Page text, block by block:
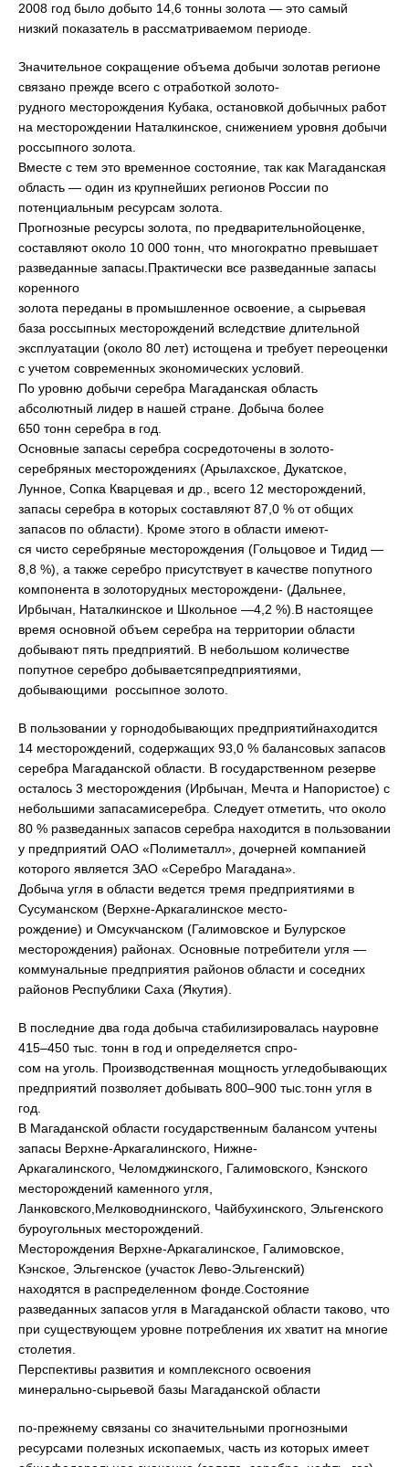
2008 год было добыто 14,6 тонны золота — это самый
низкий показатель в рассматриваемом периоде.
Значительное сокращение объема добычи золотав регионе
связано прежде всего с отработкой золото-
рудного месторождения Кубака, остановкой добычных работ
на месторождении Наталкинское, снижением уровня добычи
россыпного золота.
Вместе с тем это временное состояние, так как Магаданская
область — один из крупнейших регионов России по
потенциальным ресурсам золота.
Прогнозные ресурсы золота, по предварительнойоценке,
составляют около 10 000 тонн, что многократно превышает
разведанные запасы.Практически все разведанные запасы
коренного
золота переданы в промышленное освоение, а сырьевая
база россыпных месторождений вследствие длительной
эксплуатации (около 80 лет) истощена и требует переоценки
с учетом современных экономических условий.
По уровню добычи серебра Магаданская область
абсолютный лидер в нашей стране. Добыча более
650 тонн серебра в год.
Основные запасы серебра сосредоточены в золото-
серебряных месторождениях (Арылахское, Дукатское,
Лунное, Сопка Кварцевая и др., всего 12 месторождений,
запасы серебра в которых составляют 87,0 % от общих
запасов по области). Кроме этого в области имеют-
ся чисто серебряные месторождения (Гольцовое и Тидид —
8,8 %), а также серебро присутствует в качестве попутного
компонента в золоторудных месторождени- (Дальнее,
Ирбычан, Наталкинское и Школьное —4,2 %).В настоящее
время основной объем серебра на территории области
добывают пять предприятий. В небольшом количестве
попутное серебро добываетсяпредприятиями,
добывающими россыпное золото.
В пользовании у горнодобывающих предприятийнаходится
14 месторождений, содержащих 93,0 % балансовых запасов
серебра Магаданской области. В государственном резерве
осталось 3 месторождения (Ирбычан, Мечта и Напористое) с
небольшими запасамисеребра. Следует отметить, что около
80 % разведанных запасов серебра находится в пользовании
у предприятий ОАО «Полиметалл», дочерней компанией
которого является ЗАО «Серебро Магадана».
Добыча угля в области ведется тремя предприятиями в
Сусуманском (Верхне-Аркагалинское место-
рождение) и Омсукчанском (Галимовское и Булурское
месторождения) районах. Основные потребители угля —
коммунальные предприятия районов области и соседних
районов Республики Саха (Якутия).
В последние два года добыча стабилизировалась науровне
415–450 тыс. тонн в год и определяется спро-
сом на уголь. Производственная мощность угледобывающих
предприятий позволяет добывать 800–900 тыс.тонн угля в
год.
В Магаданской области государственным балансом учтены
запасы Верхне-Аркагалинского, Нижне-
Аркагалинского, Челомджинского, Галимовского, Кэнского
месторождений каменного угля,
Ланковского,Мелководнинского, Чайбухинского, Эльгенского
буроугольных месторождений.
Месторождения Верхне-Аркагалинское, Галимовское,
Кэнское, Эльгенское (участок Лево-Эльгенский)
находятся в распределенном фонде.Состояние
разведанных запасов угля в Магаданской области таково, что
при существующем уровне потребления их хватит на многие
столетия.
Перспективы развития и комплексного освоения
минерально-сырьевой базы Магаданской области
по-прежнему связаны со значительными прогнозными
ресурсами полезных ископаемых, часть из которых имеет